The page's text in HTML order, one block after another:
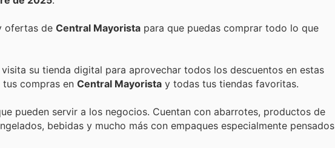
ofertas de Central Mayorista para que puedas comprar todo lo que
su tienda digital para aprovechar todos los descuentos en estas
compras en Central Mayorista y todas tus tiendas favoritas.
pueden servir a los negocios. Cuentan con abarrotes, productos de
bebidas y mucho más con empaques especialmente pensados